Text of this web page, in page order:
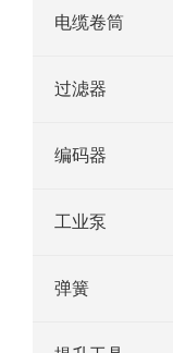
电缆卷筒
过滤器
编码器
工业泵
弹簧